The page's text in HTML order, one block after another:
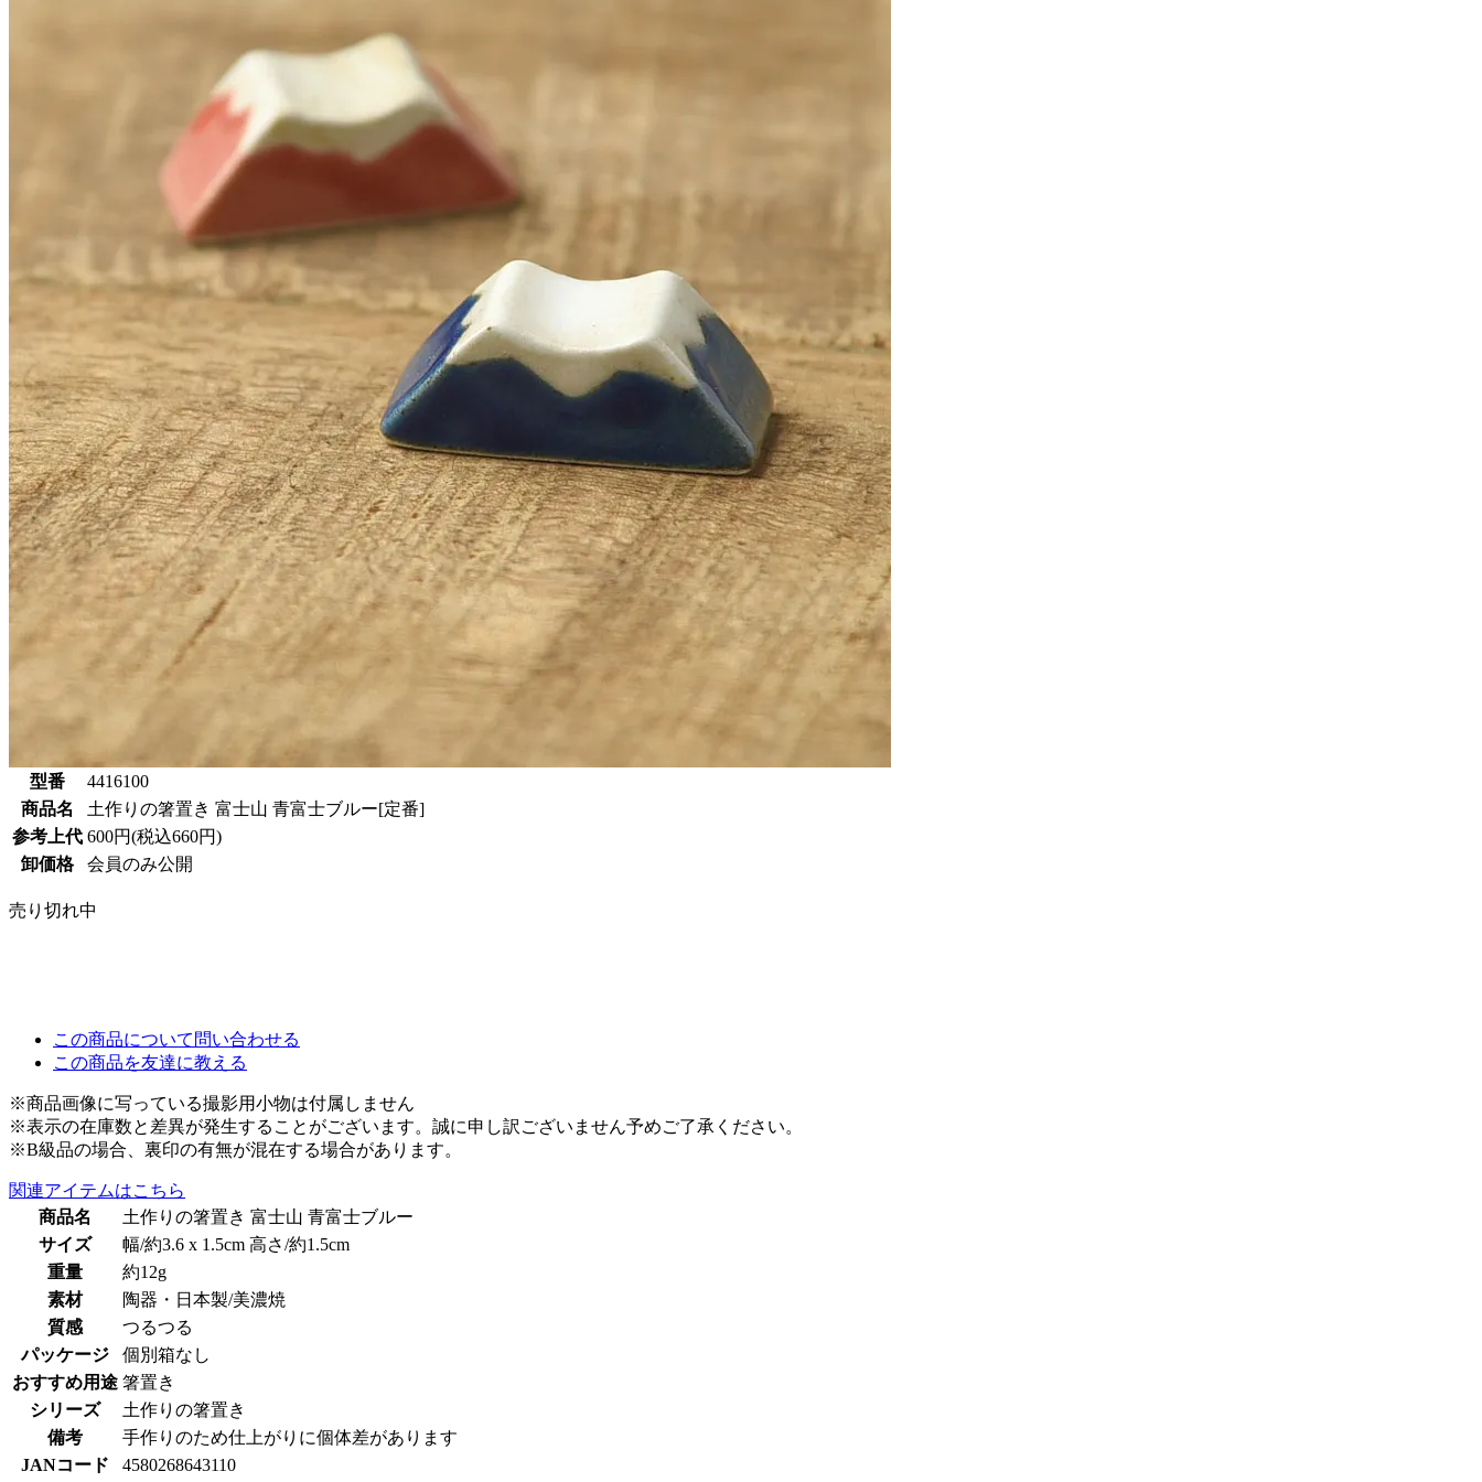
型番
4416100
商品名
土作りの箸置き 富士山 青富士ブルー[定番]
参考上代 600円(税込660円)
卸価格
会員のみ公開
売り切れ中
この商品について問い合わせる
この商品を友達に教える
※商品画像に写っている撮影用小物は付属しません
※表示の在庫数と差異が発生することがございます。誠に申し訳ございません予めご了承ください。
※B級品の場合、裏印の有無が混在する場合があります。
関連アイテムはこちら
商品名
土作りの箸置き 富士山 青富士ブルー
サイズ
幅/約3.6 x 1.5cm 高さ/約1.5cm
重量
約12g
素材
陶器・日本製/美濃焼
質感
つるつる
パッケージ
個別箱なし
おすすめ用途 箸置き
シリーズ
土作りの箸置き
備考
手作りのため仕上がりに個体差があります
JANコード
4580268643110